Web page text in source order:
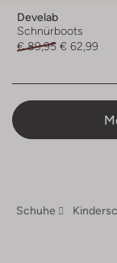
Develab
Schnürboots
€ 89,95 € 62,99
Schuhe